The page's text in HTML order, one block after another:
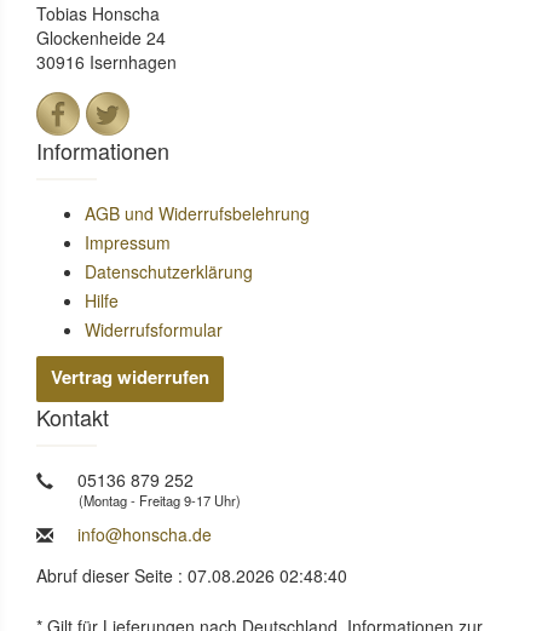
Tobias Honscha
Glockenheide 24
30916 Isernhagen
Informationen
AGB und Widerrufsbelehrung
Impressum
Datenschutzerklärung
Hilfe
Widerrufsformular
Vertrag widerrufen
Kontakt
05136 879 252
(Montag - Freitag 9-17 Uhr)
info@honscha.de
Abruf dieser Seite : 07.08.2026 02:48:40